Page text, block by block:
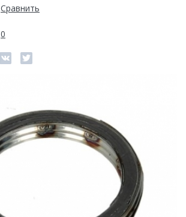
Сравнить
0